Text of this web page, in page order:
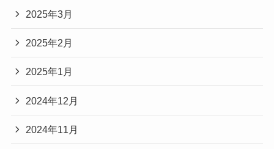
2025年3月
2025年2月
2025年1月
2024年12月
2024年11月